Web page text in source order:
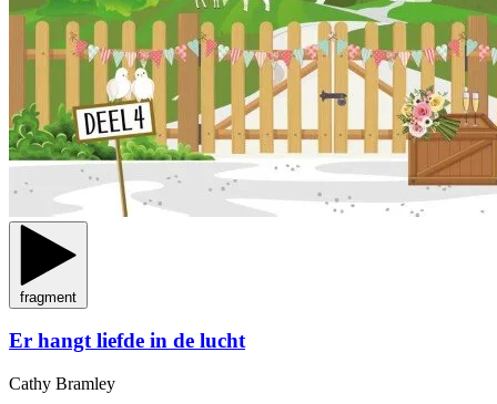
fragment
Er hangt liefde in de lucht
Cathy Bramley